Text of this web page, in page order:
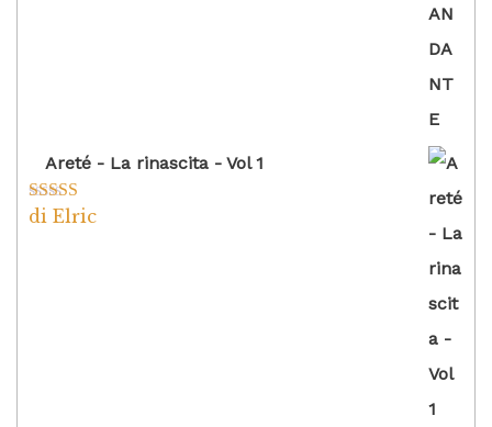
Areté - La rinascita - Vol 1
Valutato5
di Elric